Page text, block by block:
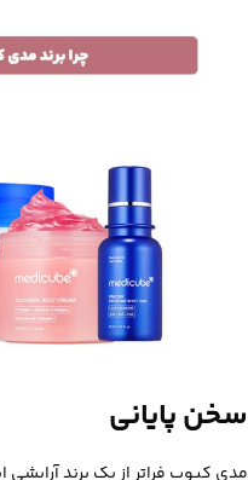
سخن پایانی
مدی‌ کیوب فراتر از یک برند